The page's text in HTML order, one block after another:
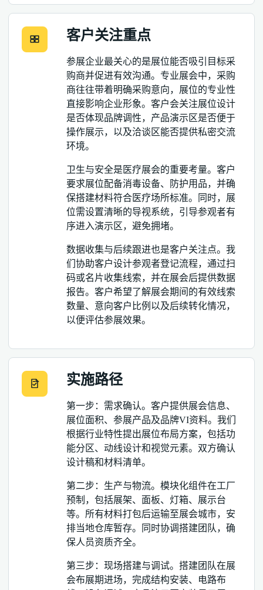
客户关注重点
参展企业最关心的是展位能否吸引目标采
购商并促进有效沟通。专业展会中，采购
商往往带着明确采购意向，展位的专业性
直接影响企业形象。客户会关注展位设计
是否体现品牌调性，产品演示区是否便于
操作展示，以及洽谈区能否提供私密交流
环境。
卫生与安全是医疗展会的重要考量。客户
要求展位配备消毒设备、防护用品，并确
保搭建材料符合医疗场所标准。同时，展
位需设置清晰的导视系统，引导参观者有
序进入演示区，避免拥堵。
数据收集与后续跟进也是客户关注点。我
们协助客户设计参观者登记流程，通过扫
码或名片收集线索，并在展会后提供数据
报告。客户希望了解展会期间的有效线索
数量、意向客户比例以及后续转化情况，
以便评估参展效果。
实施路径
第一步：需求确认。客户提供展会信息、
展位面积、参展产品及品牌VI资料。我们
根据行业特性提出展位布局方案，包括功
能分区、动线设计和视觉元素。双方确认
设计稿和材料清单。
第二步：生产与物流。模块化组件在工厂
预制，包括展架、面板、灯箱、展示台
等。所有材料打包后运输至展会城市，安
排当地仓库暂存。同时协调搭建团队，确
保人员资质齐全。
第三步：现场搭建与调试。搭建团队在展
会布展期进场，完成结构安装、电路布